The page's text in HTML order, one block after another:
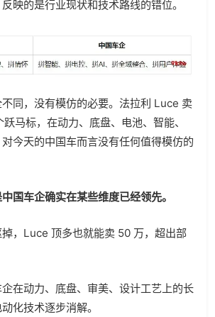
映的是行业现状和技术路线的错位。
同，没有模仿的必要。法拉利 Luce 卖
马标，在动力、底盘、电池、智能、
今天的中国车而言没有任何值得模仿的
国车企确实在某些维度已经领先。
，Luce 顶多也就能卖 50 万，超出部
在动力、底盘、审美、设计工艺上的长
化技术逐步消解。